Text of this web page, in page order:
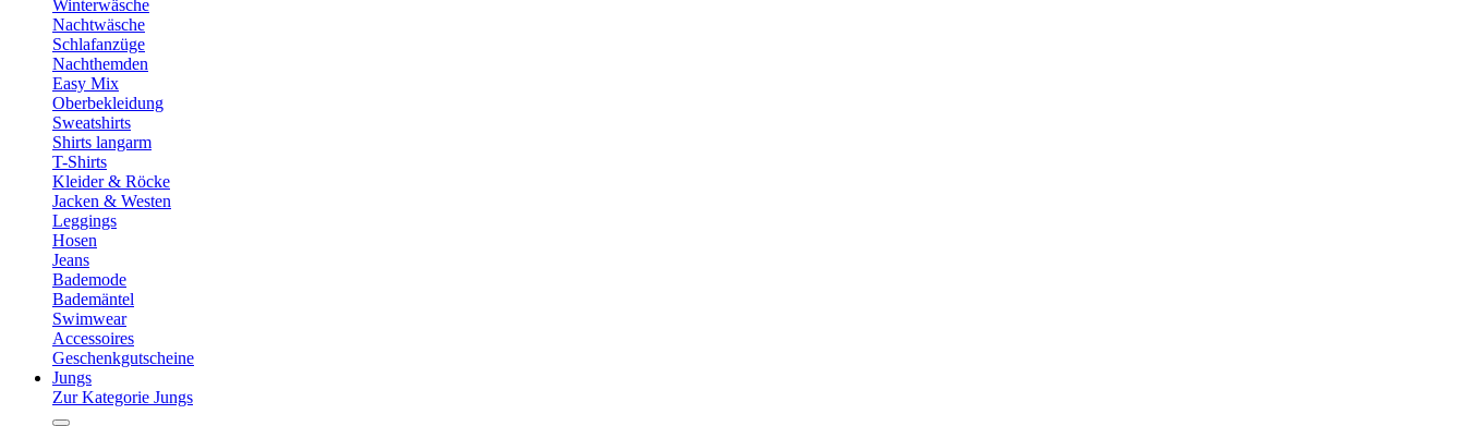
Winterwäsche
Nachtwäsche
Schlafanzüge
Nachthemden
Easy Mix
Oberbekleidung
Sweatshirts
Shirts langarm
T-Shirts
Kleider & Röcke
Jacken & Westen
Leggings
Hosen
Jeans
Bademode
Bademäntel
Swimwear
Accessoires
Geschenkgutscheine
Jungs
Zur Kategorie Jungs